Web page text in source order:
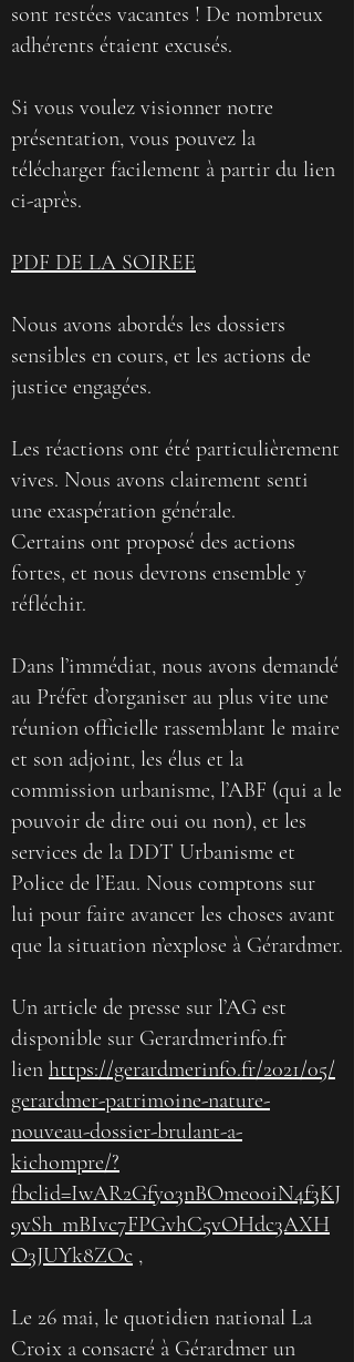
sont restées vacantes ! De nombreux
adhérents étaient excusés.
Si vous voulez visionner notre
présentation, vous pouvez la
télécharger facilement à partir du lien
ci-après.
PDF DE LA SOIREE
Nous avons abordés les dossiers
sensibles en cours, et les actions de
justice engagées.
Les réactions ont été particulièrement
vives. Nous avons clairement senti
une exaspération générale.
Certains ont proposé des actions
fortes, et nous devrons ensemble y
réfléchir.
Dans l’immédiat, nous avons demandé
au Préfet d’organiser au plus vite une
réunion officielle rassemblant le maire
et son adjoint, les élus et la
commission urbanisme, l’ABF (qui a le
pouvoir de dire oui ou non), et les
services de la DDT Urbanisme et
Police de l’Eau. Nous comptons sur
lui pour faire avancer les choses avant
que la situation n’explose à Gérardmer.
Un article de presse sur l’AG est
disponible sur Gerardmerinfo.fr
lien https://gerardmerinfo.fr/2021/05/
gerardmer-patrimoine-nature-
nouveau-dossier-brulant-a-
kichompre/?
fbclid=IwAR2Gfyo3nBOmeo0iN4f3KJ
9vSh_mBIvc7FPGvhC5vOHdc3AXH
O3JUYk8ZOc ,
Le 26 mai, le quotidien national La
Croix a consacré à Gérardmer un